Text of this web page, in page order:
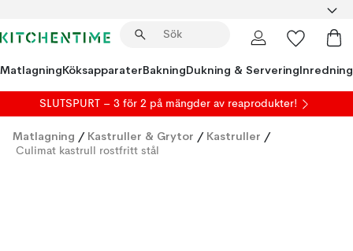
MatlagningKöksapparaterBakningDukning & ServeringInredning
SLUTSPURT – 3 för 2 på mängder av reaprodukter!
Matlagning / Kastruller & Grytor / Kastruller /
Culimat kastrull rostfritt stål